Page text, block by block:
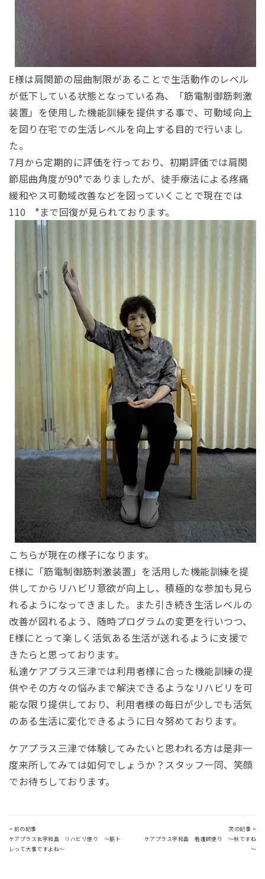
E様は肩関節の屈曲制限があることで生活動作のレベル
が低下している状態となっている為、「筋電制御筋刺激
装置」を使用した機能訓練を提供する事で、可動域向上
を図り在宅での生活レベルを向上する目的で行いまし
た。
7月から定期的に評価を行っており、初期評価では肩関
節屈曲角度が90°でありましたが、徒手療法による疼痛
緩和やス可動域改善などを図っていくことで現在では
110 °まで回復が見られております。
こちらが現在の様子になります。
E様に「筋電制御筋刺激装置」を活用した機能訓練を提
供してからリハビリ意欲が向上し、積極的な参加も見ら
れるようになってきました。また引き続き生活レベルの
改善が図れるよう、随時プログラムの変更を行いつつ、
E様にとって楽しく活気ある生活が送れるように支援で
きたらと思っております。
私達ケアプラス三津では利用者様に合った機能訓練の提
供やその方々の悩みまで解決できるようなリハビリを可
能な限り提供しており、利用者様の毎日が少しでも活気
のある生活に変化できるように日々努めております。
ケアプラス三津で体験してみたいと思われる方は是非一
度来所してみては如何でしょうか？スタッフ一同、笑顔
でお待ちしております。
< 前の記事
ケアプラス北宇和島 リハビリ便り ～筋ト
レって大事ですよね～
次の記事 >
ケアプラス宇和島 看護師便り ～秋ですね
～